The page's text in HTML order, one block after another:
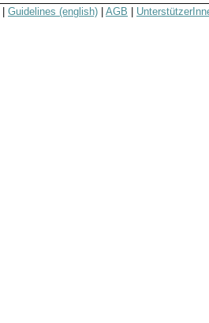
Guidelines (english) AGB